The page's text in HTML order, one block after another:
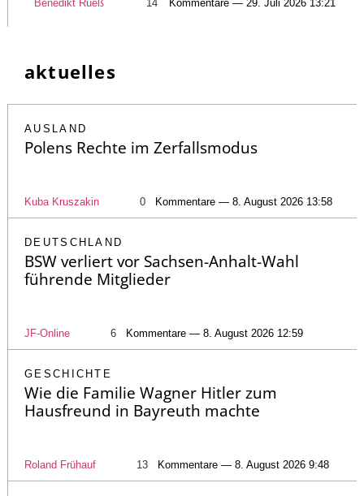
Benedikt Rueß 14 Kommentare — 29. Juli 2026 13:21
aktuelles
AUSLAND
Polens Rechte im Zerfallsmodus
Kuba Kruszakin 0 Kommentare — 8. August 2026 13:58
DEUTSCHLAND
BSW verliert vor Sachsen-Anhalt-Wahl
führende Mitglieder
JF-Online 6 Kommentare — 8. August 2026 12:59
GESCHICHTE
Wie die Familie Wagner Hitler zum
Hausfreund in Bayreuth machte
Roland Frühauf 13 Kommentare — 8. August 2026 9:48